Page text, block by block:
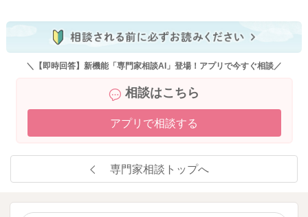
＼【即時回答】新機能「専門家相談AI」登場！アプリで今すぐ相談／
相談はこちら
アプリで相談する
専門家相談トップへ